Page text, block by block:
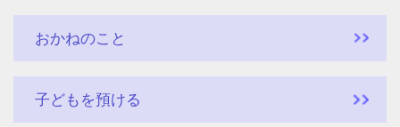
おかねのこと
子どもを預ける